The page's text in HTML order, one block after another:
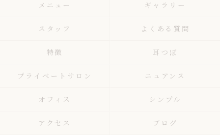
メニュー ギャラリー
スタッフ よくある質問
特徴 耳つぼ
プライベートサロン ニュアンス
オフィス シンプル
アクセス ブログ